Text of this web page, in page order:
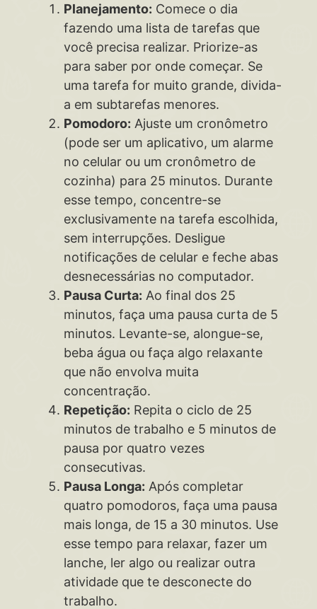
Planejamento: Comece o dia
fazendo uma lista de tarefas que
você precisa realizar. Priorize-as
para saber por onde começar. Se
uma tarefa for muito grande, divida-
a em subtarefas menores.
Pomodoro: Ajuste um cronômetro
(pode ser um aplicativo, um alarme
no celular ou um cronômetro de
cozinha) para 25 minutos. Durante
esse tempo, concentre-se
exclusivamente na tarefa escolhida,
sem interrupções. Desligue
notificações de celular e feche abas
desnecessárias no computador.
Pausa Curta: Ao final dos 25
minutos, faça uma pausa curta de 5
minutos. Levante-se, alongue-se,
beba água ou faça algo relaxante
que não envolva muita
concentração.
Repetição: Repita o ciclo de 25
minutos de trabalho e 5 minutos de
pausa por quatro vezes
consecutivas.
Pausa Longa: Após completar
quatro pomodoros, faça uma pausa
mais longa, de 15 a 30 minutos. Use
esse tempo para relaxar, fazer um
lanche, ler algo ou realizar outra
atividade que te desconecte do
trabalho.